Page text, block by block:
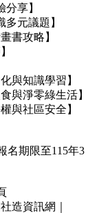
享】
多元議題】
書攻略】
與知識學習】
與淨零綠生活】
與社區安全】
名期限至115年3
造資訊網｜